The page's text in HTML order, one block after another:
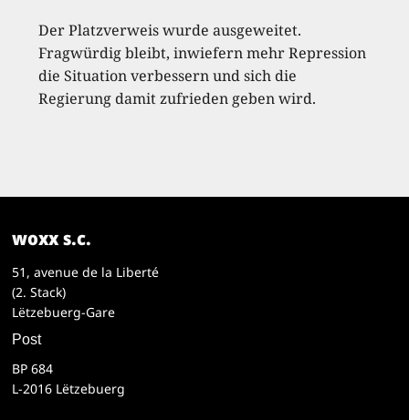
Der Platzverweis wurde ausgeweitet.
Fragwürdig bleibt, inwiefern mehr Repression
die Situation verbessern und sich die
Regierung damit zufrieden geben wird.
woxx s.c.
51, avenue de la Liberté
(2. Stack)
Lëtzebuerg-Gare
Post
BP 684
L-2016 Lëtzebuerg